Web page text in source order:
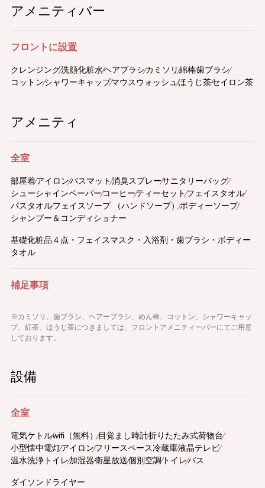
アメニティバー
フロントに設置
クレンジング洗顔化粧水ヘアブラシカミソリ綿棒歯ブラシ
コットンシャワーキャップマウスウォッシュほうじ茶セイロン茶
アメニティ
全室
部屋着アイロンバスマット消臭スプレーサニタリーバッグ
シューシャインペーパーコーヒーティーセットフェイスタオル
バスタオルフェイスソープ （ハンドソープ）ボディーソープ
シャンプー＆コンディショナー
基礎化粧品４点・フェイスマスク・入浴剤・歯ブラシ・ボディー
タオル
補足事項
※カミソリ、歯ブラシ、ヘアーブラシ、めん棒、コットン、シャワーキャッ
プ、紅茶、ほうじ茶につきましては、フロントアメニティーバーにてご用意
しております。
設備
全室
電気ケトルwifi（無料）目覚まし時計折りたたみ式荷物台
小型懐中電灯アイロンフリースペース冷蔵庫液晶テレビ
温水洗浄トイレ加湿器衛星放送個別空調トイレバス
ダイソンドライヤー